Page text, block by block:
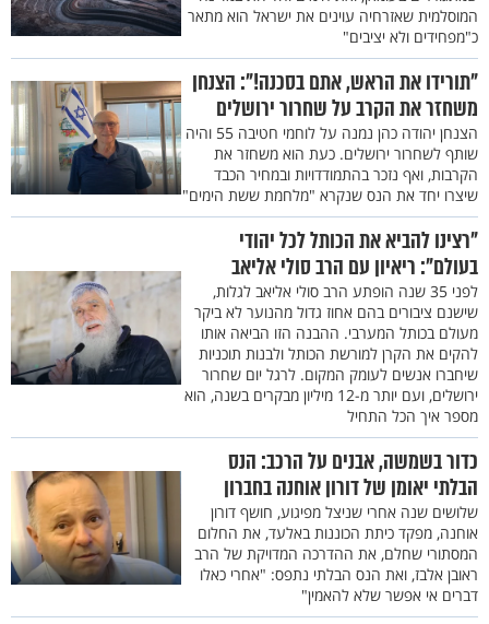
המוסלמית שאזרחיה עוינים את ישראל הוא מתאר
כ"מפחידים ולא יציבים"
"תורידו את הראש, אתם בסכנה!": הצנחן
משחזר את הקרב על שחרור ירושלים
הצנחן יהודה כהן נמנה על לוחמי חטיבה 55 והיה
שותף לשחרור ירושלים. כעת הוא משחזר את
הקרבות, ואף נזכר בהתמודדויות ובמחיר הכבד
שיצרו יחד את הנס שנקרא "מלחמת ששת הימים"
"רצינו להביא את הכותל לכל יהודי
בעולם": ריאיון עם הרב סולי אליאב
לפני 35 שנה הופתע הרב סולי אליאב לגלות,
שישנם ציבורים בהם אחוז גדול מהנוער לא ביקר
מעולם בכותל המערבי. ההבנה הזו הביאה אותו
להקים את הקרן למורשת הכותל ולבנות תוכניות
שיחברו אנשים לעומק המקום. לרגל יום שחרור
ירושלים, ועם יותר מ-12 מיליון מבקרים בשנה, הוא
מספר איך הכל התחיל
כדור בשמשה, אבנים על הרכב: הנס
הבלתי יאומן של דורון אוחנה בחברון
שלושים שנה אחרי שניצל מפיגוע, חושף דורון
אוחנה, מפקד כיתת הכוננות באלעד, את החלום
המסתורי שחלם, את ההדרכה המדויקת של הרב
ראובן אלבז, ואת הנס הבלתי נתפס: "אחרי כאלו
דברים אי אפשר שלא להאמין"